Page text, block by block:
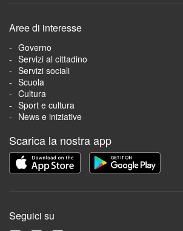
Aree di interesse
Governo
Servizi al cittadino
Servizi sociali
Scuola
Cultura
Sport e cultura
News e iniziative
Scarica la nostra app
Seguici su